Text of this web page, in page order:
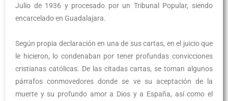
Julio de 1936 y procesado por un Tribunal Popular, siendo
encarcelado en Guadalajara.
Según propia declaración en una de sus cartas, en el juicio que
le hicieron, lo condenaban por tener profundas convicciones
cristianas católicas. De las citadas cartas, se toman algunos
párrafos conmovedores donde se ve su aceptación de la
muerte y su profundo amor a Dios y a España, así como el